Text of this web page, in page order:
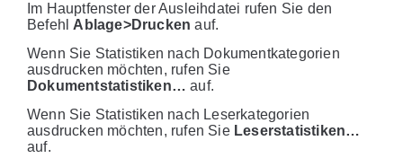
Im Hauptfenster der Ausleihdatei rufen Sie den
Befehl Ablage>Drucken auf.
Wenn Sie Statistiken nach Dokumentkategorien
ausdrucken möchten, rufen Sie
Dokumentstatistiken… auf.
Wenn Sie Statistiken nach Leserkategorien
ausdrucken möchten, rufen Sie Leserstatistiken…
auf.